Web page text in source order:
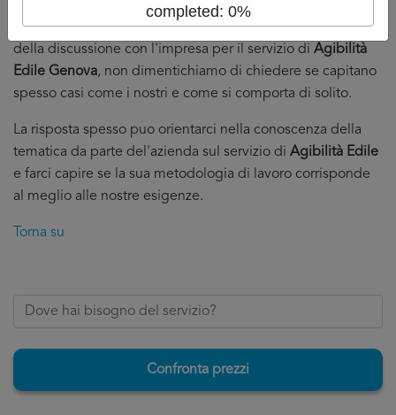
Se poi possiamo dare un piccolo consiglio: al momento
della discussione con l'impresa per il servizio di Agibilità
Edile Genova, non dimentichiamo di chiedere se capitano
spesso casi come i nostri e come si comporta di solito.
La risposta spesso puo orientarci nella conoscenza della
tematica da parte del'azienda sul servizio di Agibilità Edile
e farci capire se la sua metodologia di lavoro corrisponde
al meglio alle nostre esigenze.
Torna su
Confronta prezzi
completed: 0%